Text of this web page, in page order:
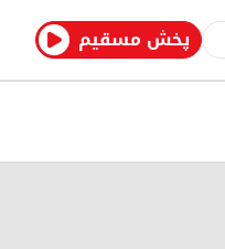
پخش مسقیم